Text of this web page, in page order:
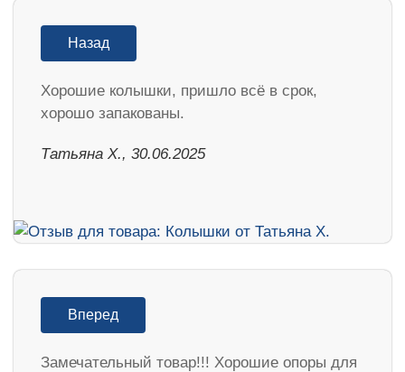
Назад
Хорошие колышки, пришло всё в срок,
хорошо запакованы.
Татьяна Х., 30.06.2025
Вперед
Замечательный товар!!! Хорошие опоры для